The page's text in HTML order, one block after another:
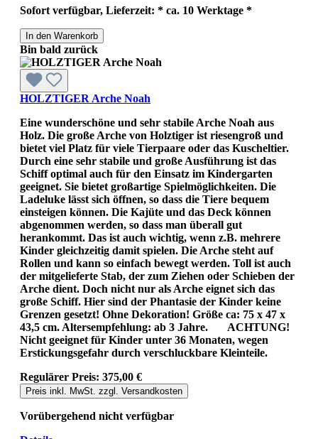
Sofort verfügbar, Lieferzeit: * ca. 10 Werktage *
In den Warenkorb
Bin bald zurück
HOLZTIGER Arche Noah
Eine wunderschöne und sehr stabile Arche Noah aus
Holz. Die große Arche von Holztiger ist riesengroß und
bietet viel Platz für viele Tierpaare oder das Kuscheltier.
Durch eine sehr stabile und große Ausführung ist das
Schiff optimal auch für den Einsatz im Kindergarten
geeignet. Sie bietet großartige Spielmöglichkeiten. Die
Ladeluke lässt sich öffnen, so dass die Tiere bequem
einsteigen können. Die Kajüte und das Deck können
abgenommen werden, so dass man überall gut
herankommt. Das ist auch wichtig, wenn z.B. mehrere
Kinder gleichzeitig damit spielen. Die Arche steht auf
Rollen und kann so einfach bewegt werden. Toll ist auch
der mitgelieferte Stab, der zum Ziehen oder Schieben der
Arche dient. Doch nicht nur als Arche eignet sich das
große Schiff. Hier sind der Phantasie der Kinder keine
Grenzen gesetzt! Ohne Dekoration! Größe ca: 75 x 47 x
43,5 cm. Altersempfehlung: ab 3 Jahre. ACHTUNG!
Nicht geeignet für Kinder unter 36 Monaten, wegen
Erstickungsgefahr durch verschluckbare Kleinteile.
Regulärer Preis: 375,00 €
Preis inkl. MwSt. zzgl. Versandkosten
Vorübergehend nicht verfügbar